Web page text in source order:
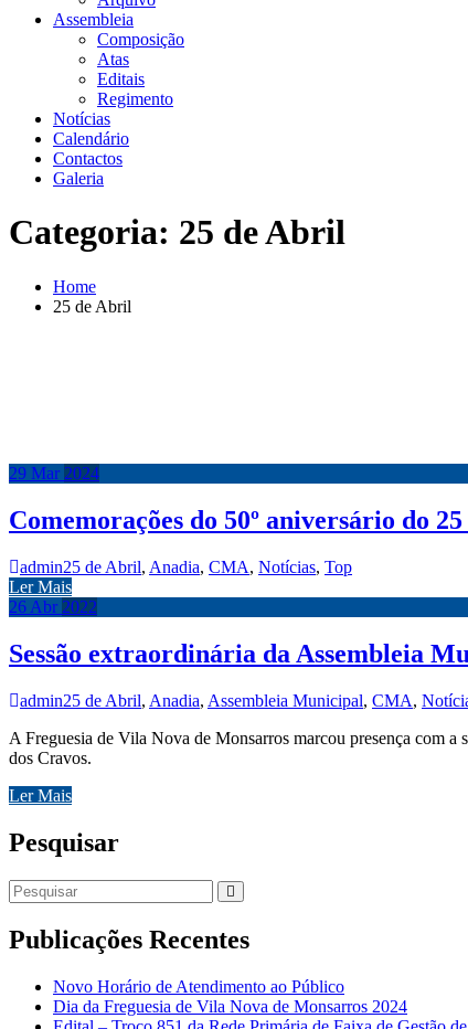
Assembleia
Composição
Atas
Editais
Regimento
Notícias
Calendário
Contactos
Galeria
Categoria: 25 de Abril
Home
25 de Abril
29 Mar 2024
Comemorações do 50º aniversário do
admin25 de Abril, Anadia, CMA, Notícias, Top
Ler Mais
26 Abr 2022
Sessão extraordinária da Assembleia
admin25 de Abril, Anadia, Assembleia Municipal, CMA,
A Freguesia de Vila Nova de Monsarros marcou presença com
dos Cravos.
Ler Mais
Pesquisar
Publicações Recentes
Novo Horário de Atendimento ao Público
Dia da Freguesia de Vila Nova de Monsarros 2024